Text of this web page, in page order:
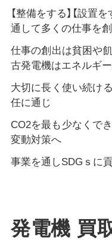
【整備をする】【設置
通して多くの仕事を
仕事の創出は貧困や
古発電機はエネルギ
大切に長く使い続け
任に通じ
CO2を最も少なくで
変動対策へ
事業を通しSDGｓに
発電機 買